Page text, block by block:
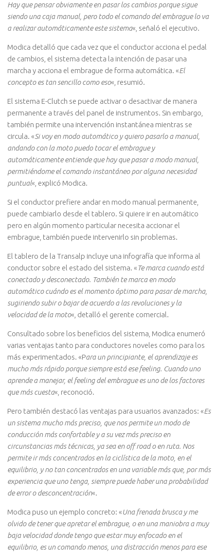
Hay que pensar obviamente en pasar los cambios porque sigue
siendo una caja manual, pero todo el comando del embrague lo va
a realizar automáticamente este sistema«, señaló el ejecutivo.
Modica detalló que cada vez que el conductor acciona el pedal
de cambios, el sistema detecta la intención de pasar una
marcha y acciona el embrague de forma automática. «El
concepto es tan sencillo como eso«, resumió.
El sistema E-Clutch se puede activar o desactivar de manera
permanente a través del panel de instrumentos. Sin embargo,
también permite una intervención instantánea mientras se
circula. «Si voy en modo automático y quiero pasarlo a manual,
andando con la moto puedo tocar el embrague y
automáticamente entiende que hay que pasar a modo manual,
permitiéndome el comando instantáneo por alguna necesidad
puntual«, explicó Modica.
Si el conductor prefiere andar en modo manual permanente,
puede cambiarlo desde el tablero. Si quiere ir en automático
pero en algún momento particular necesita accionar el
embrague, también puede intervenirlo sin problemas.
El tablero de la Transalp incluye una infografía que informa al
conductor sobre el estado del sistema. «Te marca cuando está
conectado y desconectado. También te marca en modo
automático cuándo es el momento óptimo para pasar de marcha,
sugiriendo subir o bajar de acuerdo a las revoluciones y la
velocidad de la moto«, detalló el gerente comercial.
Consultado sobre los beneficios del sistema, Modica enumeró
varias ventajas tanto para conductores noveles como para los
más experimentados. «Para un principiante, el aprendizaje es
mucho más rápido porque siempre está ese feeling. Cuando uno
aprende a manejar, el feeling del embrague es uno de los factores
que más cuesta«, reconoció.
Pero también destacó las ventajas para usuarios avanzados: «Es
un sistema mucho más preciso, que nos permite un modo de
conducción más confortable y a su vez más preciso en
circunstancias más técnicas, ya sea en off road o en ruta. Nos
permite ir más concentrados en la ciclística de la moto, en el
equilibrio, y no tan concentrados en una variable más que, por más
experiencia que uno tenga, siempre puede haber una probabilidad
de error o desconcentración«.
Modica puso un ejemplo concreto: «Una frenada brusca y me
olvido de tener que apretar el embrague, o en una maniobra a muy
baja velocidad donde tengo que estar muy enfocado en el
equilibrio, es un comando menos, una distracción menos para ese